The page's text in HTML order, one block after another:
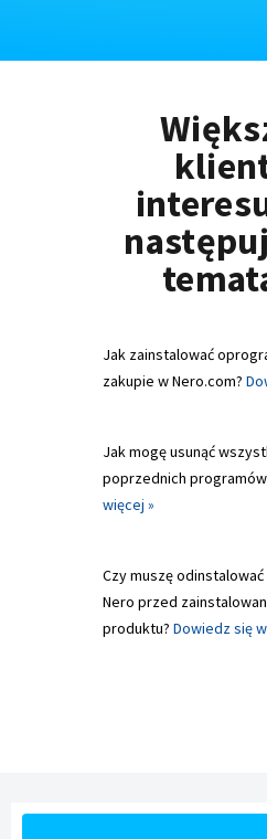
Jak zainstalować
zakupie w Nero.com?
Jak mogę usunąć
poprzednich programów
więcej »
Czy muszę
Nero przed
produktu? Dowiedz się